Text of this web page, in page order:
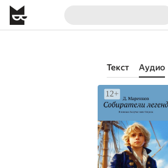
Текст Аудио